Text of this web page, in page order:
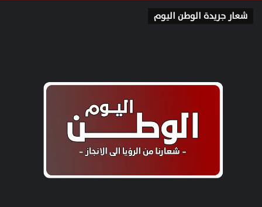
شعار جريدة الوطن اليوم